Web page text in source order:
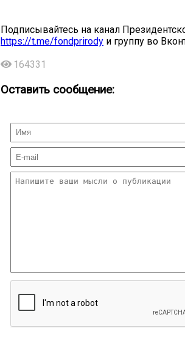
Подписывайтесь на канал
https://t.me/fondprirody и группу во
164331
Оставить сообщение: